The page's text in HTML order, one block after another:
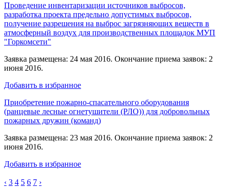
Проведение инвентаризации источников выбросов,
разработка проекта предельно допустимых выбросов,
получение разрешения на выброс загрязняющих веществ в
атмосферный воздух для производственных площадок МУП
"Горкомсети"
Заявка размещена: 24 мая 2016. Окончание приема заявок: 2
июня 2016.
Добавить в избранное
Приобретение пожарно-спасательного оборудования
(ранцевые лесные огнетушители (РЛО)) для добровольных
пожарных дружин (команд)
Заявка размещена: 23 мая 2016. Окончание приема заявок: 2
июня 2016.
Добавить в избранное
‹ 3 4 5 6 7 ›